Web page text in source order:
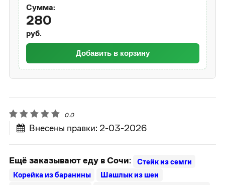
Сумма:
280
руб.
Добавить в корзину
0.0
Внесены правки: 2-03-2026
Ещё заказывают еду в Сочи:
Стейк из семги
Корейка из баранины
Шашлык из шеи